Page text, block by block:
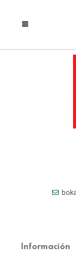
Información